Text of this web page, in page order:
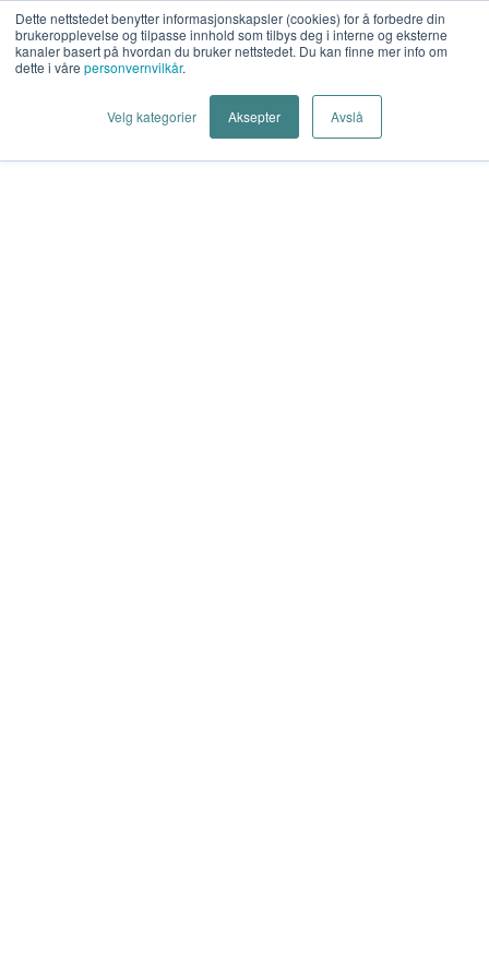
Dette nettstedet benytter informasjonskapsler (cookies) for å forbedre din
brukeropplevelse og tilpasse innhold som tilbys deg i interne og eksterne
kanaler basert på hvordan du bruker nettstedet. Du kan finne mer info om
dette i våre personvernvilkår.
Velg kategorier Aksepter Avslå
No items found.
Cookie Settings